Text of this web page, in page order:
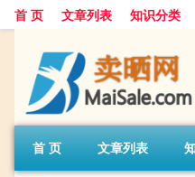
首 页 文章列表 知识分类
首 页 文章列表